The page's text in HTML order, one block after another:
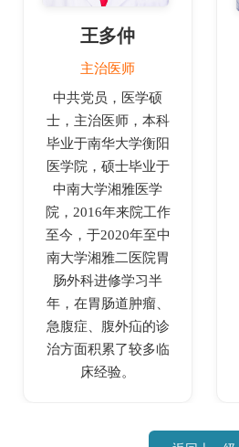
王多仲
主治医师
中共党员，医学硕
士，主治医师，本科
毕业于南华大学衡阳
医学院，硕士毕业于
中南大学湘雅医学
院，2016年来院工作
至今，于2020年至中
南大学湘雅二医院胃
肠外科进修学习半
年，在胃肠道肿瘤、
急腹症、腹外疝的诊
治方面积累了较多临
床经验。